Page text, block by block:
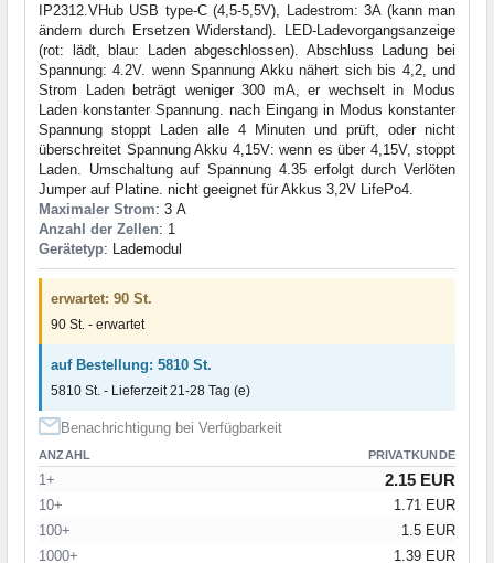
IP2312.VHub USB type-C (4,5-5,5V), Ladestrom: 3A (kann man
ändern durch Ersetzen Widerstand). LED-Ladevorgangsanzeige
(rot: lädt, blau: Laden abgeschlossen). Abschluss Ladung bei
Spannung: 4.2V. wenn Spannung Akku nähert sich bis 4,2, und
Strom Laden beträgt weniger 300 mA, er wechselt in Modus
Laden konstanter Spannung. nach Eingang in Modus konstanter
Spannung stoppt Laden alle 4 Minuten und prüft, oder nicht
überschreitet Spannung Akku 4,15V: wenn es über 4,15V, stoppt
Laden. Umschaltung auf Spannung 4.35 erfolgt durch Verlöten
Jumper auf Platine. nicht geeignet für Akkus 3,2V LifePo4.
Maximaler Strom: 3 А
Anzahl der Zellen: 1
Gerätetyp: Lademodul
erwartet: 90 St.
90 St. - erwartet
auf Bestellung: 5810 St.
5810 St. - Lieferzeit 21-28 Tag (e)
Benachrichtigung bei Verfügbarkeit
ANZAHL PRIVATKUNDE
1+ 2.15 EUR
10+
1.71 EUR
100+
1.5 EUR
1000+
1.39 EUR